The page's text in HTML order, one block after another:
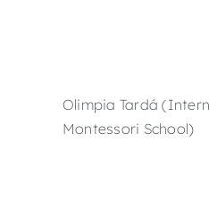
Olimpia Tardá
Montessori School)